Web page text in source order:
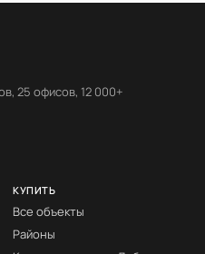
25 офисов, 12 000+
КУПИТЬ
Все объекты
Районы